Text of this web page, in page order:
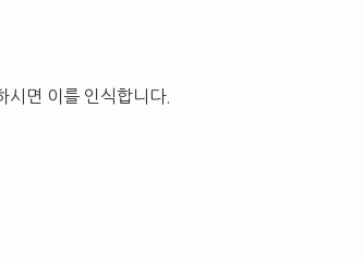
시면 이를 인식합니다.